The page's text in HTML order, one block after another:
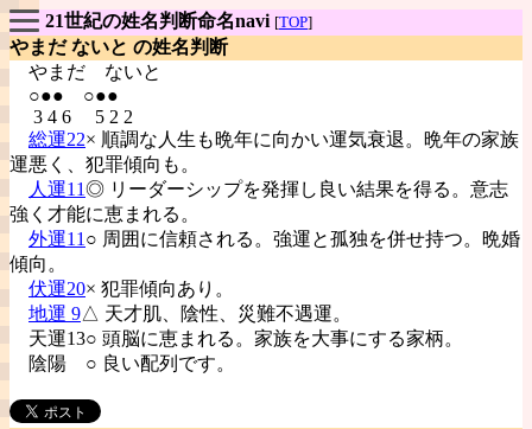
21世紀の姓名判断命名navi [TOP]
やまだ ないと の姓名判断
やまだ ないと
○●● ○●●
3 4 6 5 2 2
総運22× 順調な人生も晩年に向かい運気衰退。晩年の家族
運悪く、犯罪傾向も。
人運11◎ リーダーシップを発揮し良い結果を得る。意志
強く才能に恵まれる。
外運11 ○ 周囲に信頼される。強運と孤独を併せ持つ。晩婚
傾向。
伏運20× 犯罪傾向あり。
地運 9△ 天才肌、陰性、災難不遇運。
天運13○ 頭脳に恵まれる。家族を大事にする家柄。
陰陽 ○ 良い配列です。